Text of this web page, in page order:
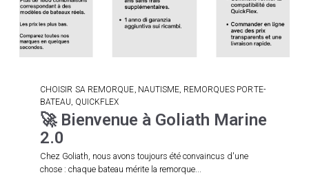
CHOISIR SA REMORQUE NAUTISME REMORQUES PORTE-
BATEAU QUICKFLEX
🚀 Bienvenue à Goliath Marine
2.0
Chez Goliath, nous avons toujours été convaincus d'une
chose : chaque bateau mérite la remorque...